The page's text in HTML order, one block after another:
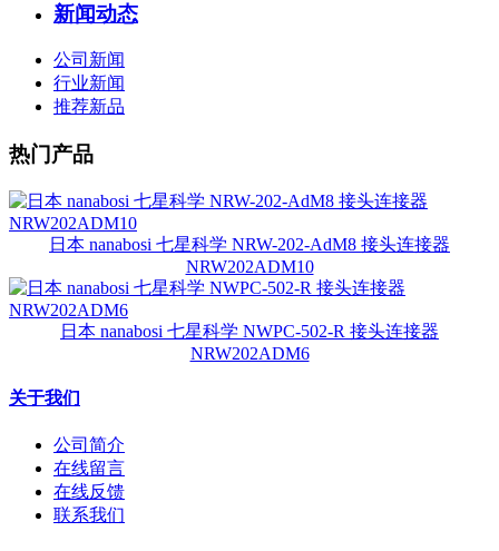
新闻动态
公司新闻
行业新闻
推荐新品
热门产品
日本 nanabosi 七星科学 NRW-202-AdM8 接头连接器
NRW202ADM10
日本 nanabosi 七星科学 NWPC-502-R 接头连接器
NRW202ADM6
关于我们
公司简介
在线留言
在线反馈
联系我们